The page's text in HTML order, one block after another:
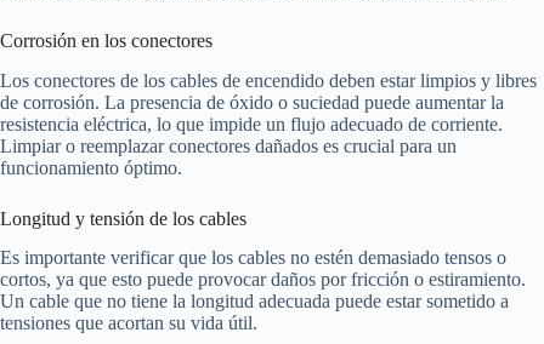
Corrosión en los conectores
Los conectores de los cables de encendido deben estar limpios y libres
de corrosión. La presencia de óxido o suciedad puede aumentar la
resistencia eléctrica, lo que impide un flujo adecuado de corriente.
Limpiar o reemplazar conectores dañados es crucial para un
funcionamiento óptimo.
Longitud y tensión de los cables
Es importante verificar que los cables no estén demasiado tensos o
cortos, ya que esto puede provocar daños por fricción o estiramiento.
Un cable que no tiene la longitud adecuada puede estar sometido a
tensiones que acortan su vida útil.